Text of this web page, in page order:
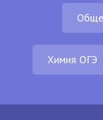
Химия ОГЭ